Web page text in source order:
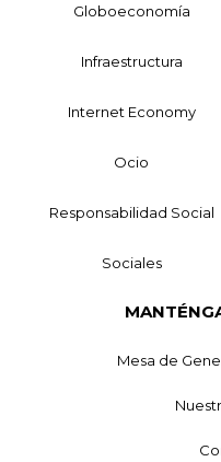
Globoeconomía
Infraestructura
Internet Economy
Ocio
Responsabilidad Social
Sociales
Mesa de